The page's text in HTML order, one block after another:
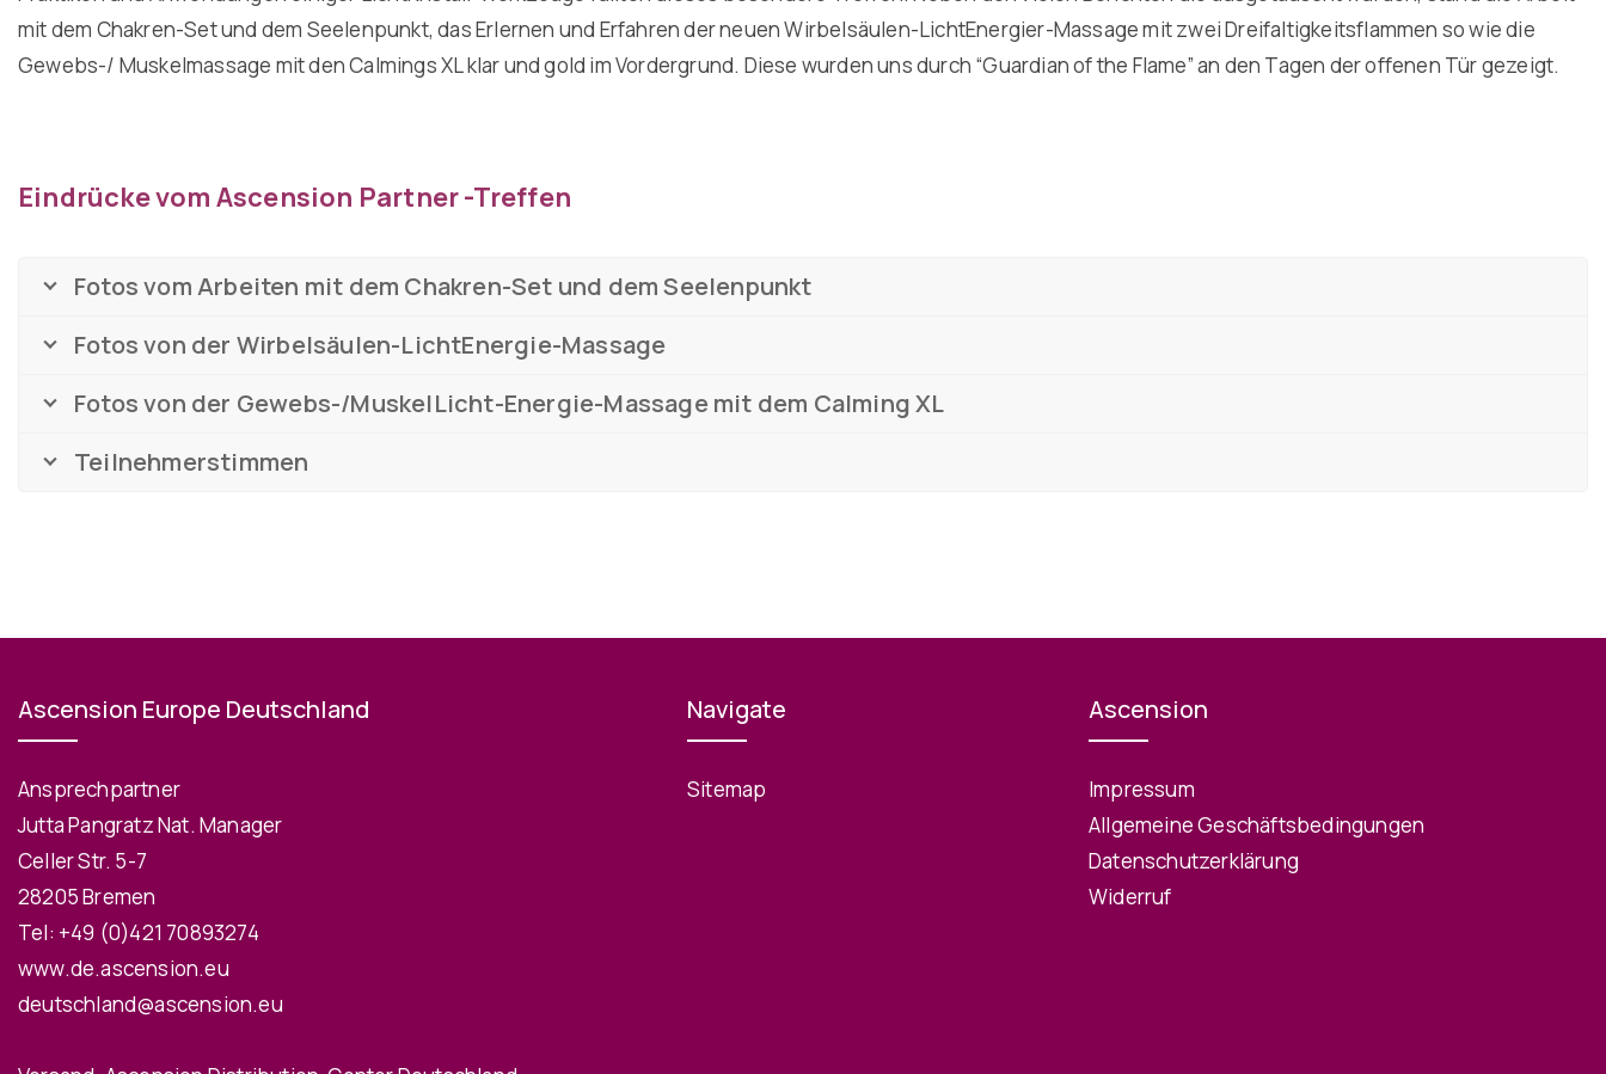
mit dem Chakren-Set und dem Seelenpunkt, das Erlernen und Erfahren der neuen Wirbelsäulen-LichtEnergier-Massage mit zwei Dreifaltigkeitsflammen so wie die
Gewebs-/ Muskelmassage mit den Calmings XL klar und gold im Vordergrund. Diese wurden uns durch “Guardian of the Flame” an den Tagen der offenen Tür gezeigt.
Eindrücke vom Ascension Partner -Treffen
Fotos vom Arbeiten mit dem Chakren-Set und dem Seelenpunkt
Fotos von der Wirbelsäulen-LichtEnergie-Massage
Fotos von der Gewebs-/MuskelLicht-Energie-Massage mit dem Calming XL
Teilnehmerstimmen
Ascension Europe Deutschland
Ansprechpartner
Jutta Pangratz Nat. Manager
Celler Str. 5-7
28205 Bremen
Tel: +49 (0)421 70893274
www.de.ascension.eu
deutschland@ascension.eu
Navigate
Sitemap
Ascension
Impressum
Allgemeine Geschäftsbedingungen
Datenschutzerklärung
Widerruf